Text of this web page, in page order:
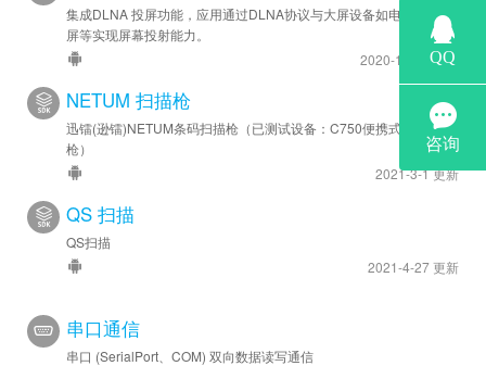
集成DLNA 投屏功能，应用通过DLNA协议与大屏设备如电视，智慧
屏等实现屏幕投射能力。
2020-11-16 更新
NETUM 扫描枪
迅镭(逊镭)NETUM条码扫描枪（已测试设备：C750便携式条码扫描
枪）
2021-3-1 更新
QS 扫描
QS扫描
2021-4-27 更新
串口通信
串口 (SerialPort、COM) 双向数据读写通信